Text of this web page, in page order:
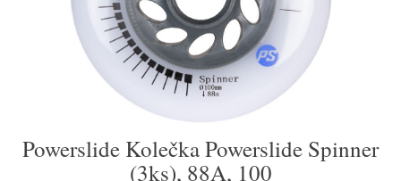
Powerslide Kolečka Powerslide Spinner
(3ks), 88A, 100